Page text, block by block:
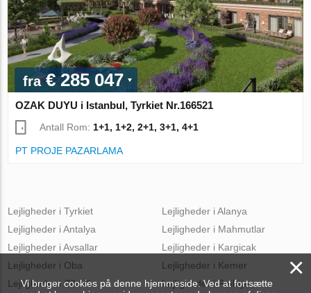
fra€ 285 047
OZAK DUYU i Istanbul, Tyrkiet Nr.166521
Antall Rom:1+1, 1+2, 2+1, 3+1, 4+1
PT PROJE PAZARLAMA
Lejligheder i Tyrkiet
Lejligheder i Antalya
Lejligheder i Avsallar
Lejligheder i Oba
Lejligheder i Cikcilli
Lejligheder i Alanya
Lejligheder i Mahmutlar
Lejligheder i Kargicak
Lejligheder i Kemer
Lejligheder i Fethiye
×
Vi bruger cookies på denne hjemmeside. Ved at fortsætte